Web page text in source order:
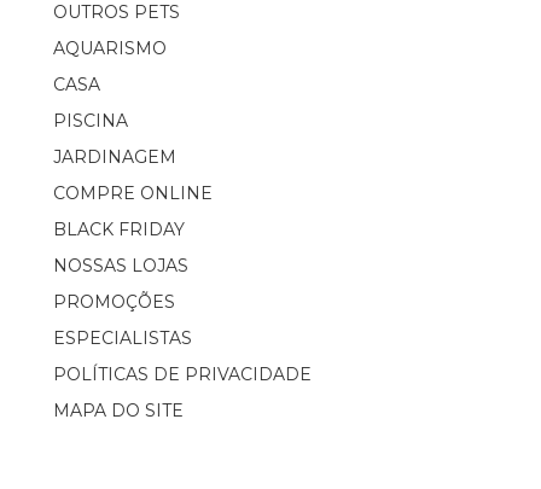
OUTROS PETS
AQUARISMO
CASA
PISCINA
JARDINAGEM
COMPRE ONLINE
BLACK FRIDAY
NOSSAS LOJAS
PROMOÇÕES
ESPECIALISTAS
POLÍTICAS DE PRIVACIDADE
MAPA DO SITE